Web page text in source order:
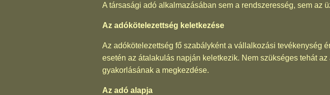
A társasági adó alkalmazásában sem a rendszeresség, sem az
Az adókötelezettség keletkezése
Az adókötelezettség fő szabályként a vállalkozási tevékenység
esetén az átalakulás napján keletkezik. Nem szükséges tehát
gyakorlásának a megkezdése.
Az adó alapja